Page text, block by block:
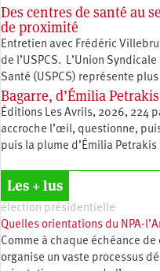
Des centres de santé au
de proximité
Entretien avec Frédéric
de l’USPCS. L’Union
Santé (USPCS) représente
Bagarre, d’Émilia Petrakis
Éditions Les Avrils, 2026, 224
accroche l’œil, questionne,
puis la plume d’Émilia
Les + lus
élection présidentielle
Quelles orientations du NPA-
Comme à chaque échéance
organise un vaste processus